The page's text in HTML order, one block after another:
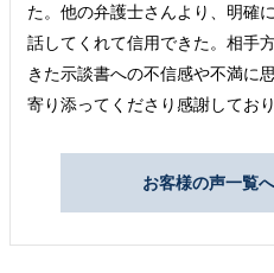
た。他の弁護士さんより、明確
話してくれて信用できた。相手
きた示談書への不信感や不満に
寄り添ってくださり感謝しており
お客様の声一覧へ